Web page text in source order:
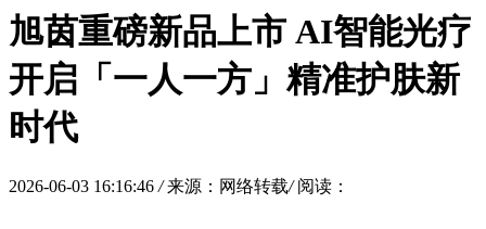
旭茵重磅新品上市 AI智能光疗
开启「一人一方」精准护肤新
时代
2026-06-03 16:16:46 / 来源：网络转载/ 阅读：